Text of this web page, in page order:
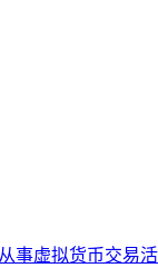
事虚拟货币交易